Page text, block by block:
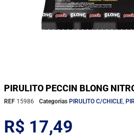
PIRULITO PECCIN BLONG
REF 15986 Categorias PIRULITO C/CHICLE
R$ 17,49